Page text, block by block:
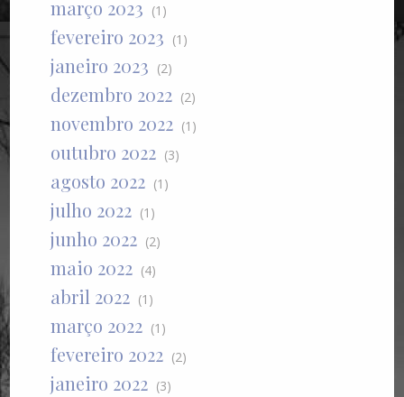
março 2023 (1)
fevereiro 2023 (1)
janeiro 2023 (2)
dezembro 2022 (2)
novembro 2022 (1)
outubro 2022 (3)
agosto 2022 (1)
julho 2022 (1)
junho 2022 (2)
maio 2022 (4)
abril 2022 (1)
março 2022 (1)
fevereiro 2022 (2)
janeiro 2022 (3)